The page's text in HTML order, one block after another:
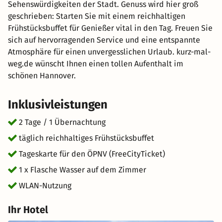
Sehenswürdigkeiten der Stadt. Genuss wird hier groß
geschrieben: Starten Sie mit einem reichhaltigen
Frühstücksbuffet für Genießer vital in den Tag. Freuen Sie
sich auf hervorragenden Service und eine entspannte
Atmosphäre für einen unvergesslichen Urlaub. kurz-mal-
weg.de wünscht Ihnen einen tollen Aufenthalt im
schönen Hannover.
Inklusivleistungen
2 Tage / 1 Übernachtung
täglich reichhaltiges Frühstücksbuffet
Tageskarte für den ÖPNV (FreeCityTicket)
1 x Flasche Wasser auf dem Zimmer
WLAN-Nutzung
Ihr Hotel